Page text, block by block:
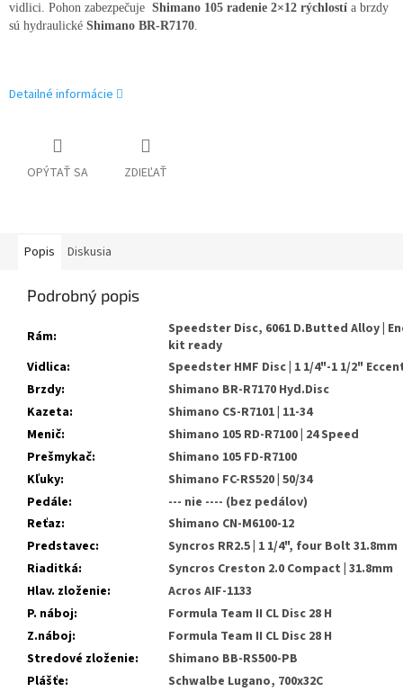
vidlici. Pohon zabezpečuje Shimano 105 radenie 2×12 rýchlostí a brzdy
sú hydraulické Shimano BR-R7170.
Detailné informácie
OPÝTAŤ SA ZDIEĽAŤ
Popis Diskusia
Podrobný popis
Rám:
Speedster Disc, 6061 D.Butted Alloy |
kit ready
Vidlica:
Speedster HMF Disc | 1 1/4"-1 1/2"
Brzdy:
Shimano BR-R7170 Hyd.Disc
Kazeta:
Shimano CS-R7101 | 11-34
Menič:
Shimano 105 RD-R7100 | 24 Speed
Prešmykač:
Shimano 105 FD-R7100
Kľuky:
Shimano FC-RS520 | 50/34
Pedále:
--- nie ---- (bez pedálov)
Reťaz:
Shimano CN-M6100-12
Predstavec:
Syncros RR2.5 | 1 1/4", four Bolt 31.8mm
Riaditká:
Syncros Creston 2.0 Compact | 31.8mm
Hlav. zloženie:
Acros AIF-1133
P. náboj:
Formula Team II CL Disc 28 H
Z.náboj:
Formula Team II CL Disc 28 H
Stredové zloženie:
Shimano BB-RS500-PB
Plášťe:
Schwalbe Lugano, 700x32C